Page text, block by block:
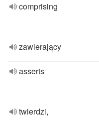
comprising
zawierający
asserts
twierdzi,